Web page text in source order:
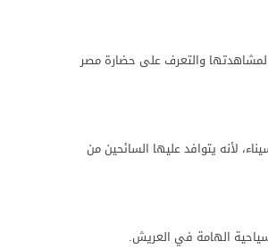
لمشاهدتها والتعرف على حضارة مصر
لأنه يتوافد عليها السائحين من
الهامة في العريش.